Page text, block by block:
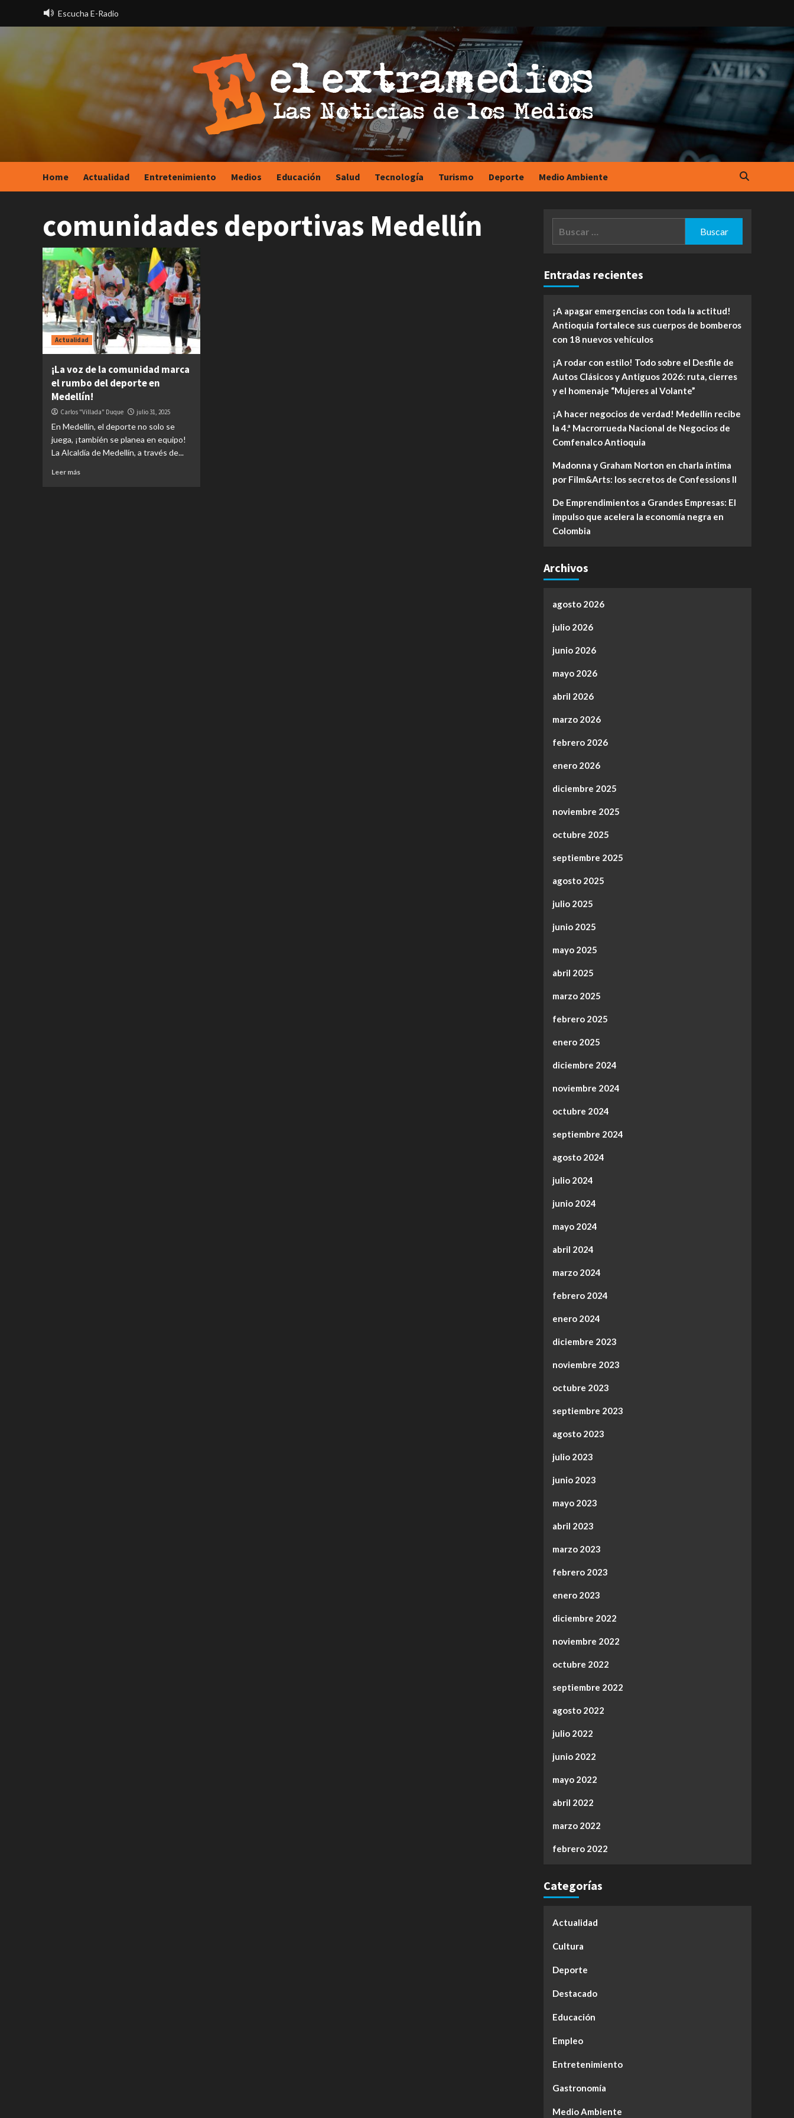
Escucha E-Radio
Home Actualidad Entretenimiento Medios Educación Salud Tecnología Turismo Deporte Medio Ambiente
comunidades deportivas Medellín
Actualidad
¡La voz de la comunidad marca
el rumbo del deporte en
Medellín!
Carlos "Villada" Duque julio 31, 2025
En Medellín, el deporte no solo se
juega, ¡también se planea en equipo!
La Alcaldía de Medellín, a través de...
Leer más
Entradas recientes
¡A apagar emergencias con toda la actitud!
Antioquia fortalece sus cuerpos de bomberos
con 18 nuevos vehículos
¡A rodar con estilo! Todo sobre el Desfile de
Autos Clásicos y Antiguos 2026: ruta, cierres
y el homenaje “Mujeres al Volante”
¡A hacer negocios de verdad! Medellín recibe
la 4.ª Macrorrueda Nacional de Negocios de
Comfenalco Antioquia
Madonna y Graham Norton en charla íntima
por Film&Arts: los secretos de Confessions II
De Emprendimientos a Grandes Empresas: El
impulso que acelera la economía negra en
Colombia
Archivos
agosto 2026
julio 2026
junio 2026
mayo 2026
abril 2026
marzo 2026
febrero 2026
enero 2026
diciembre 2025
noviembre 2025
octubre 2025
septiembre 2025
agosto 2025
julio 2025
junio 2025
mayo 2025
abril 2025
marzo 2025
febrero 2025
enero 2025
diciembre 2024
noviembre 2024
octubre 2024
septiembre 2024
agosto 2024
julio 2024
junio 2024
mayo 2024
abril 2024
marzo 2024
febrero 2024
enero 2024
diciembre 2023
noviembre 2023
octubre 2023
septiembre 2023
agosto 2023
julio 2023
junio 2023
mayo 2023
abril 2023
marzo 2023
febrero 2023
enero 2023
diciembre 2022
noviembre 2022
octubre 2022
septiembre 2022
agosto 2022
julio 2022
junio 2022
mayo 2022
abril 2022
marzo 2022
febrero 2022
Categorías
Actualidad
Cultura
Deporte
Destacado
Educación
Empleo
Entretenimiento
Gastronomía
Medio Ambiente